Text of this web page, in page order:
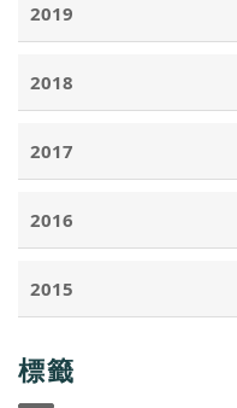
2019
2018
2017
2016
2015
標籤